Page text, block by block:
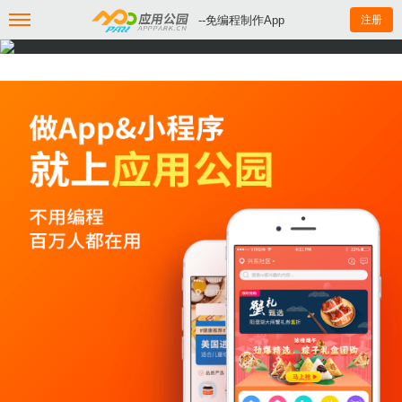
--免编程制作App 注册